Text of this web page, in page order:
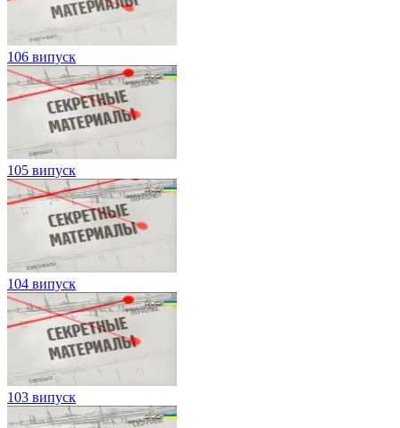
106 випуск
105 випуск
104 випуск
103 випуск